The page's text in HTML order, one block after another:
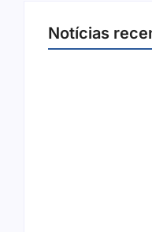
Notícias